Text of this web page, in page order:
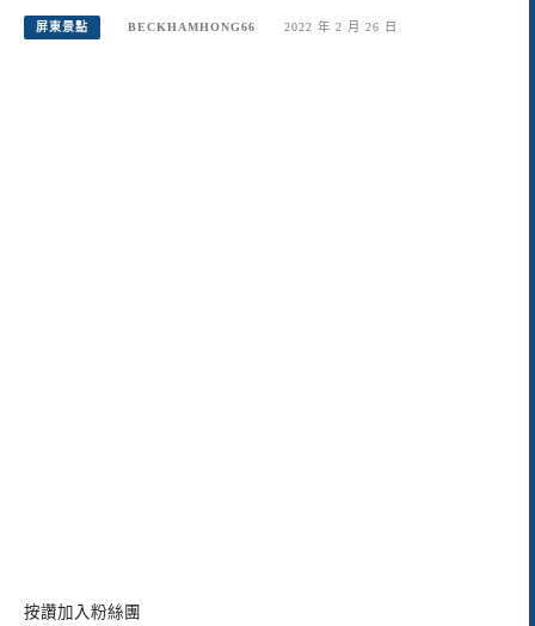
屏東景點 BECKHAMHONG66 2022 年 2 月 26 日
按讚加入粉絲團